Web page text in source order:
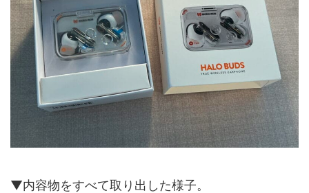
▼内容物をすべて取り出した様子。